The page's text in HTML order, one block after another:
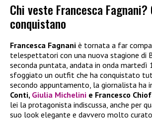
Chi veste Francesca
conquistano
Francesca Fagnani è tornata a far
telespettatori con una nuova stagione di
seconda puntata, andata in onda martedì
sfoggiato un outfit che ha conquistato
secondo appuntamento, la giornalista ha
Conti, Giulia Michelini e Francesco
lei la protagonista indiscussa, anche per
suo look elegante e davvero molto